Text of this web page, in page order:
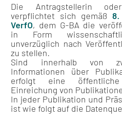
Die Antragstellerin
verpflichtet sich gemäß
VerfO, dem G-BA die
in Form
unverzüglich nach
zu stellen.
Sind innerhalb von
Informationen über
erfolgt eine
Einreichung von
In jeder Publikation und
ist wie folgt auf die